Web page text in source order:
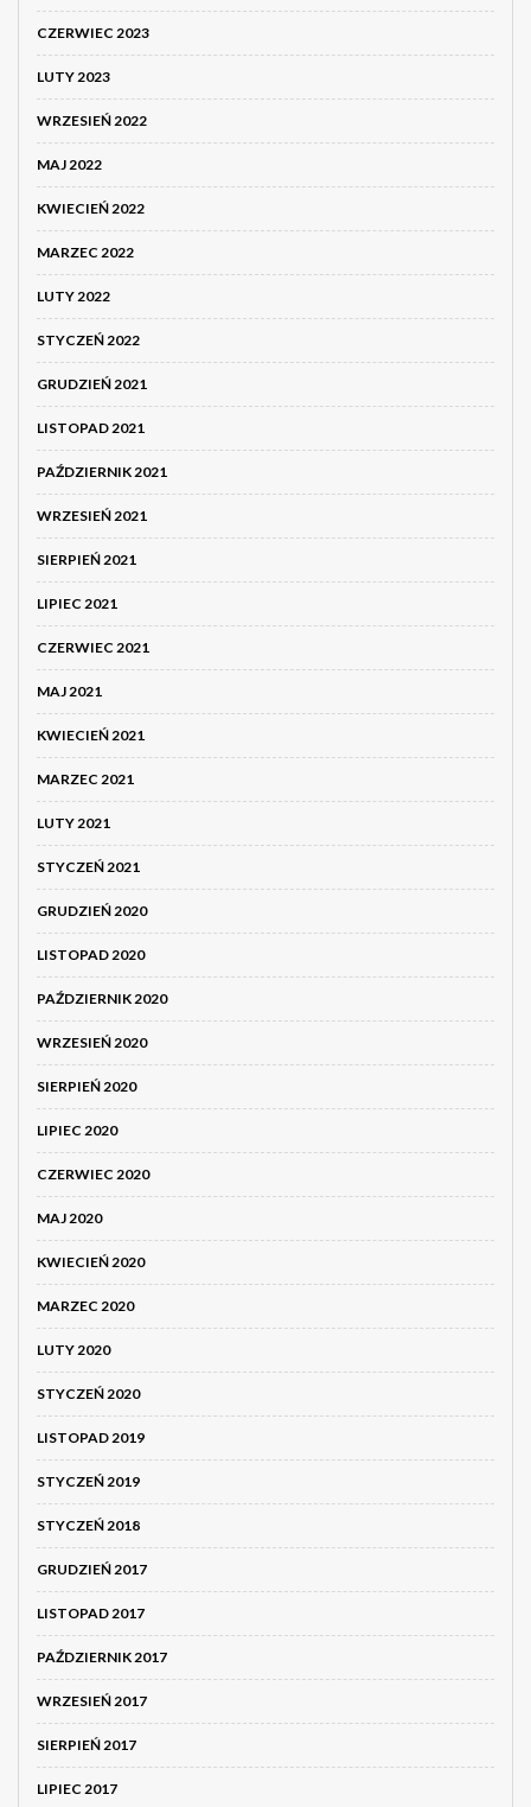
CZERWIEC 2023
LUTY 2023
WRZESIEŃ 2022
MAJ 2022
KWIECIEŃ 2022
MARZEC 2022
LUTY 2022
STYCZEŃ 2022
GRUDZIEŃ 2021
LISTOPAD 2021
PAŹDZIERNIK 2021
WRZESIEŃ 2021
SIERPIEŃ 2021
LIPIEC 2021
CZERWIEC 2021
MAJ 2021
KWIECIEŃ 2021
MARZEC 2021
LUTY 2021
STYCZEŃ 2021
GRUDZIEŃ 2020
LISTOPAD 2020
PAŹDZIERNIK 2020
WRZESIEŃ 2020
SIERPIEŃ 2020
LIPIEC 2020
CZERWIEC 2020
MAJ 2020
KWIECIEŃ 2020
MARZEC 2020
LUTY 2020
STYCZEŃ 2020
LISTOPAD 2019
STYCZEŃ 2019
STYCZEŃ 2018
GRUDZIEŃ 2017
LISTOPAD 2017
PAŹDZIERNIK 2017
WRZESIEŃ 2017
SIERPIEŃ 2017
LIPIEC 2017